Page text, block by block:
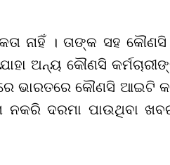
ନାହିଁ । ତାଙ୍କ ସହ କୌଣସି
ଅନ୍ୟ କୌଣସି
ଭାରତରେ କୌଣସି ଆଇଟି
ନକରି ଦରମା ପାଉଥିବା